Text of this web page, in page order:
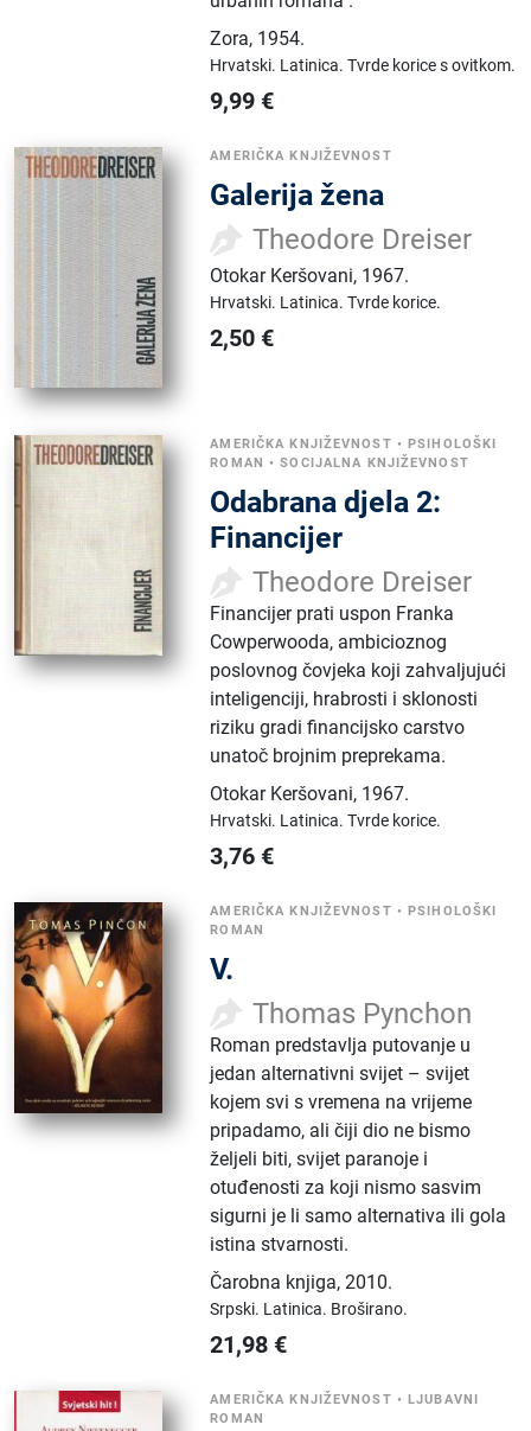
Zora, 1954.
Hrvatski. Latinica.Tvrde korice s ovitkom.
9,99 €
AMERIČKA KNJIŽEVNOST
Galerija žena
Theodore Dreiser
Otokar Keršovani, 1967.
Hrvatski. Latinica.Tvrde korice.
2,50 €
AMERIČKA KNJIŽEVNOST •PSIHOLOŠKI
ROMAN •SOCIJALNA KNJIŽEVNOST
Odabrana djela 2:
Financijer
Theodore Dreiser
Financijer prati uspon Franka
Cowperwooda, ambicioznog
poslovnog čovjeka koji zahvaljujući
inteligenciji, hrabrosti i sklonosti
riziku gradi financijsko carstvo
unatoč brojnim preprekama.
Otokar Keršovani, 1967.
Hrvatski. Latinica.Tvrde korice.
3,76 €
AMERIČKA KNJIŽEVNOST •PSIHOLOŠKI
ROMAN
V.
Thomas Pynchon
Roman predstavlja putovanje u
jedan alternativni svijet – svijet
kojem svi s vremena na vrijeme
pripadamo, ali čiji dio ne bismo
željeli biti, svijet paranoje i
otuđenosti za koji nismo sasvim
sigurni je li samo alternativa ili gola
istina stvarnosti.
Čarobna knjiga,2010.
Srpski. Latinica. Broširano.
21,98 €
AMERIČKA KNJIŽEVNOST •LJUBAVNI
ROMAN